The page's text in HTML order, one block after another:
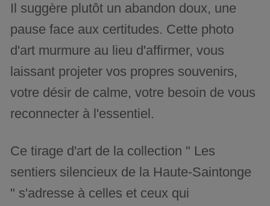
Il suggère plutôt un abandon doux, une
pause face aux certitudes. Cette photo
d'art murmure au lieu d'affirmer, vous
laissant projeter vos propres souvenirs,
votre désir de calme, votre besoin de vous
reconnecter à l'essentiel.
Ce tirage d'art de la collection " Les
sentiers silencieux de la Haute-Saintonge
" s'adresse à celles et ceux qui